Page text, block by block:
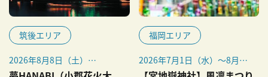
筑後エリア
2026年8月8日（土）
※雨天時は9日（日）または
福岡エリア
2026年7月1日（水）～8月31
日（月）